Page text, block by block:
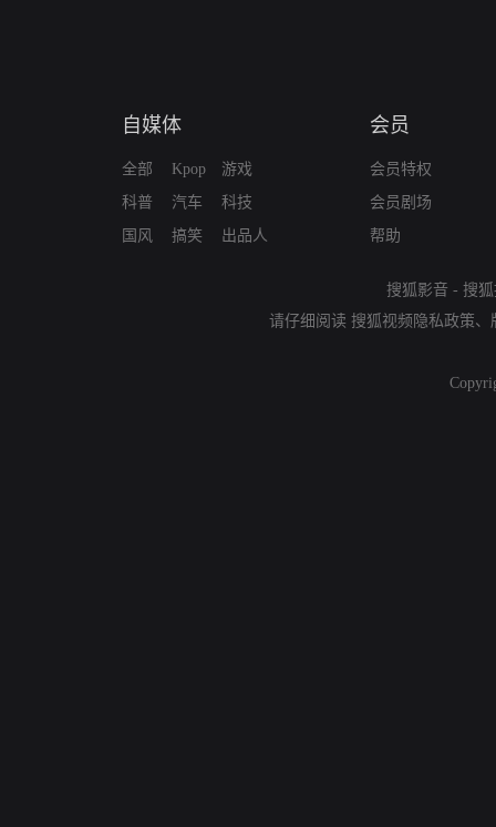
自媒体
全部
科普
国风
Kpop
汽车
搞笑
游戏
科技
出品人
会员
会员特权
会员剧场
帮助
搜狐影音 - 搜
请仔细阅读 搜狐视频隐私政策、